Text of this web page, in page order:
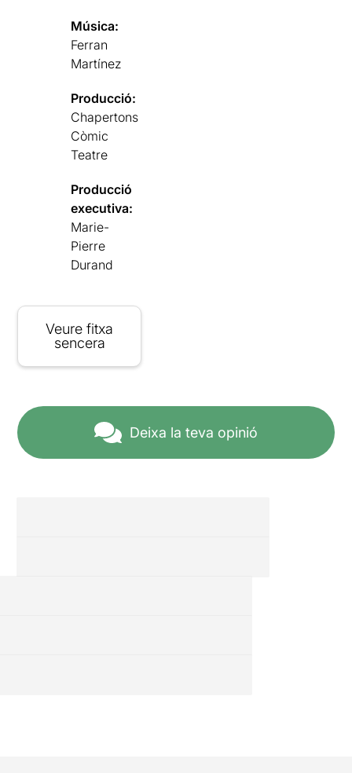
Música:
Ferran
Martínez
Producció:
Chapertons
Còmic
Teatre
Producció
executiva:
Marie-
Pierre
Durand
Veure fitxa
sencera
Deixa la teva opinió